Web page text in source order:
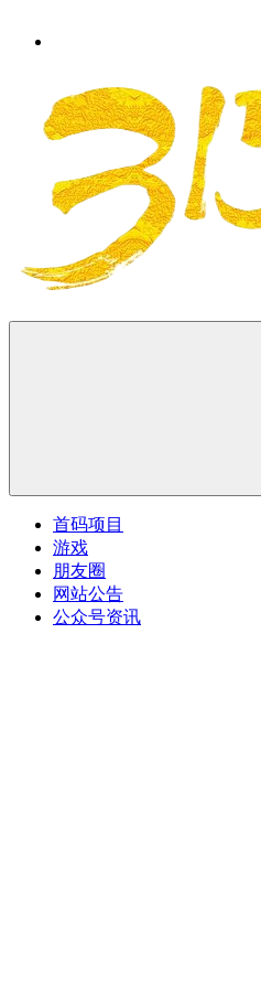
首码项目
游戏
朋友圈
网站公告
公众号资讯